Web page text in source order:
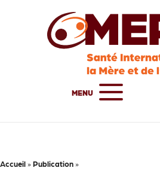
MENU
Accueil » Publication »